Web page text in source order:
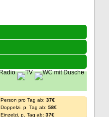
Person pro Tag ab: 37€
Doppelzi. p. Tag ab: 58€
Einzelzi. p. Tag ab: 37€